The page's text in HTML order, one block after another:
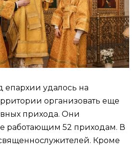
удалось на
организовать еще
прихода. Они
работающим 52 приходам. В
Кроме